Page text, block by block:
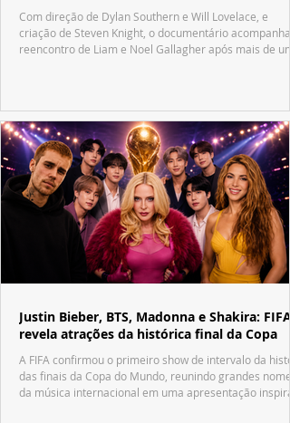
Com direção de Dylan Southern e Will Lovelace, e
criação de Steven Knight, o documentário acompanha
reencontro de Liam e Noel Gallagher após mais de
Justin Bieber, BTS, Madonna e Shakira: FIFA
revela atrações da histórica final da Copa
A FIFA confirmou o primeiro show de intervalo da
das finais da Copa do Mundo, reunindo grandes nomes
da música internacional em uma apresentação